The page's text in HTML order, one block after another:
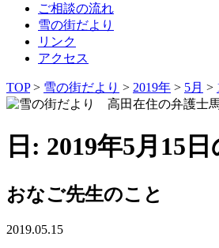
ご相談の流れ
雪の街だより
リンク
アクセス
TOP> 雪の街だより > 2019年 > 5月 >
日: 2019年5月15
おなご先生のこと
2019.05.15